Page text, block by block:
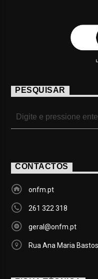
PESQUISAR
CONTACTOS
onfm.pt
261 322 318
geral@onfm.pt
Rua Ana Maria